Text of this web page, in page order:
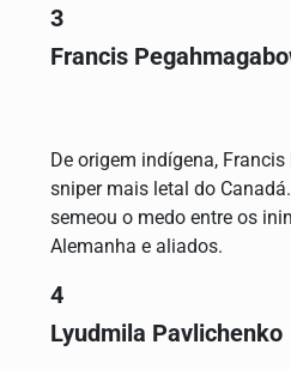
3
Francis
De origem indígena,
sniper mais letal do
semeou o medo entre os
Alemanha e aliados.
4
Lyudmila Pavlichenko